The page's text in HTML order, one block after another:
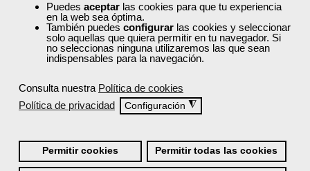
Puedes aceptar las cookies para que tu experiencia
en la web sea óptima.
También puedes configurar las cookies y seleccionar
solo aquellas que quiera permitir en tu navegador. Si
no seleccionas ninguna utilizaremos las que sean
indispensables para la navegación.
Consulta nuestra Política de cookies
Política de privacidad
Configuración ◮
Permitir cookies Permitir todas las cookies
Quiénes Somos:
Especialistas en consultoría y formación para el empleo
Nuestro objetivo diario es, única y exclusivamente, ayudarte a
conseguir tus metas profesionales ofreciéndote los mejores